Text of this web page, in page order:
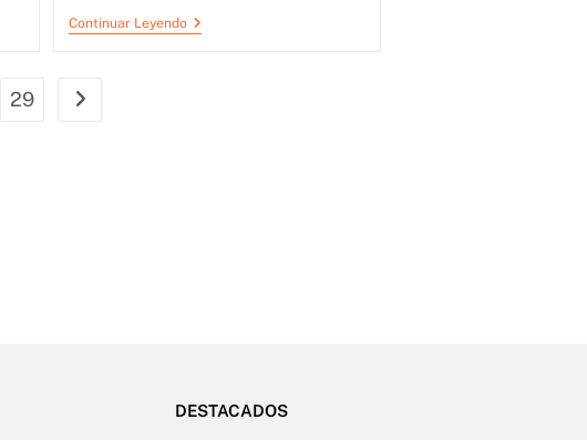
Continuar Leyendo
29
DESTACADOS